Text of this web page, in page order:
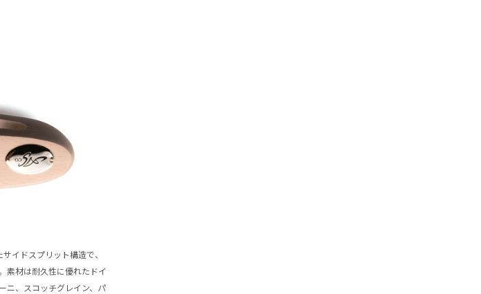
イドスプリット構造で、
素材は耐久性に優れたドイ
ニ、スコッチグレイン、パ